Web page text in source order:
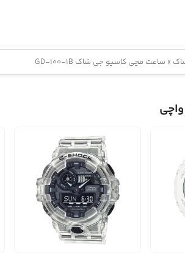
» ساعت مچی کاسیو جی شاک GD-100-1B